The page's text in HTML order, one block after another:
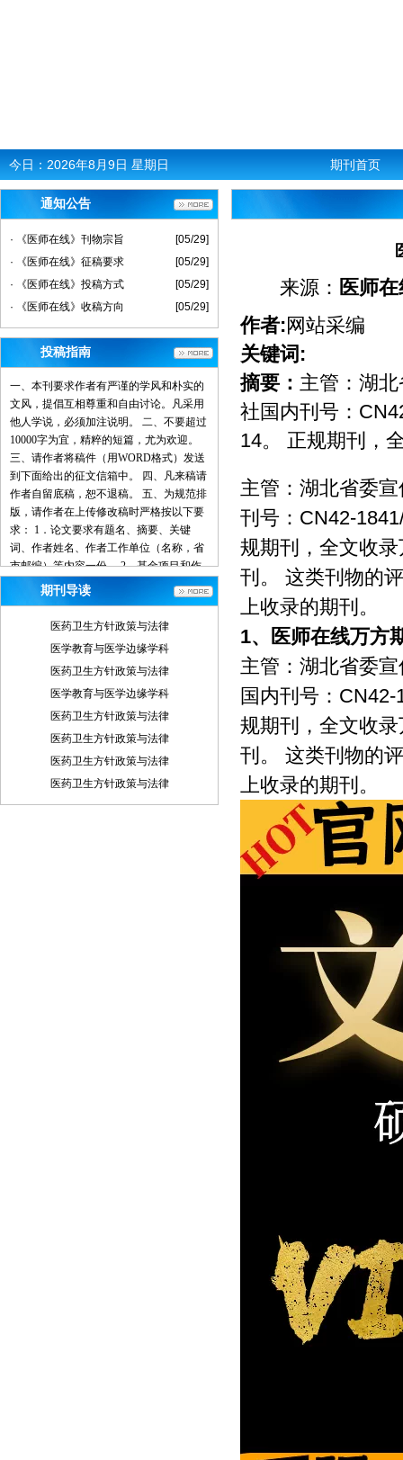
今日： 2026年8月9日 星期日 期刊首页
通知公告
· 《医师在线》刊物宗旨
[05/29]
· 《医师在线》征稿要求
[05/29]
· 《医师在线》投稿方式
[05/29]
· 《医师在线》收稿方向
[05/29]
投稿指南
一、本刊要求作者有严谨的学风和朴实的
文风，提倡互相尊重和自由讨论。凡采用
他人学说，必须加注说明。 二、不要超过
10000字为宜，精粹的短篇，尤为欢迎。
三、请作者将稿件（用WORD格式）发送
到下面给出的征文信箱中。 四、凡来稿请
作者自留底稿，恕不退稿。 五、为规范排
版，请作者在上传修改稿时严格按以下要
求： 1．论文要求有题名、摘要、关键
词、作者姓名、作者工作单位（名称，省
市邮编）等内容一份。 2．基金项目和作
者简介按下列格式： 基金项目：项目名称
性别，民族（汉族可省略），籍贯，职
言部分和正文部分，正文部分用阿拉伯数
字分级编号法，一般用两级。插图下方应
注明图序和图名。表格应采用三线表，表
格上方应注明表序和表名。 4．参考文献
主要的、发表在正式出版物上的文献。其
他相关注释可用脚注在当页标注。参考文
献的著录应执行国家标准GB7714-87的规
期刊导读
医药卫生方针政策与法律
医学教育与医学边缘学科
医药卫生方针政策与法律
医学教育与医学边缘学科
医药卫生方针政策与法律
医药卫生方针政策与法律
医药卫生方针政策与法律
医药卫生方针政策与法律
来源： 医师在
作者:网站采编
关键词:
摘要： 主管：湖
社国内刊号：
14。 正规期刊，
主管：湖北省委
刊号：CN42-
规期刊，全文收
刊。 这类刊物的
上收录的期刊。
1、
医师在线万方
主管：湖北省委
国内刊号：
规期刊，全文收
刊。 这类刊物的
上收录的期刊。